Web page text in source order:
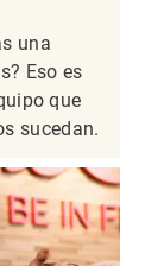
una
Eso es
que
sucedan.